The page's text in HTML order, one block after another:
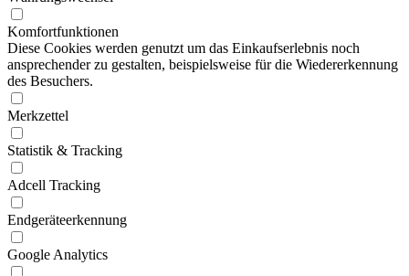
Komfortfunktionen
Diese Cookies werden genutzt um das Einkaufserlebnis noch
ansprechender zu gestalten, beispielsweise für die Wiedererkennung
des Besuchers.
Merkzettel
Statistik & Tracking
Adcell Tracking
Endgeräteerkennung
Google Analytics